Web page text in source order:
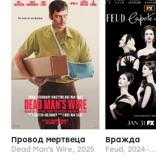
Провод мертвеца
Dead Man's Wire, 2025
Вражда
Feud, 2024-...